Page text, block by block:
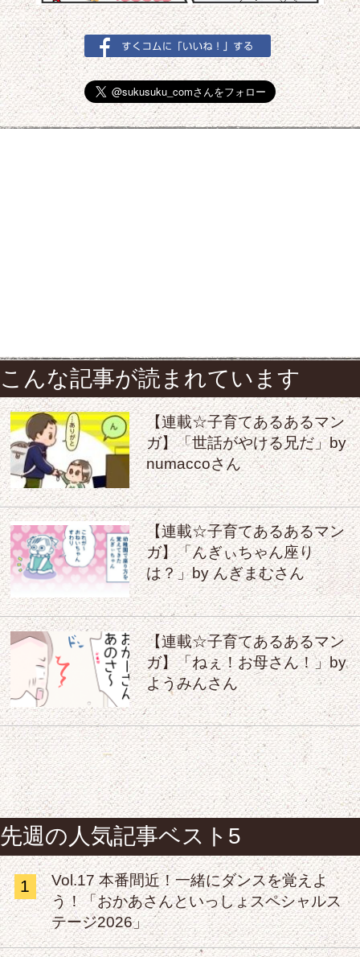
こんな記事が読まれています
【連載☆子育てあるあるマン
ガ】「世話がやける兄だ」by
numaccoさん
【連載☆子育てあるあるマン
ガ】「んぎぃちゃん座り
は？」by んぎまむさん
【連載☆子育てあるあるマン
ガ】「ねぇ！お母さん！」by
ようみんさん
先週の人気記事ベスト5
1
Vol.17 本番間近！一緒にダンスを覚えよ
う！「おかあさんといっしょスペシャルス
テージ2026」